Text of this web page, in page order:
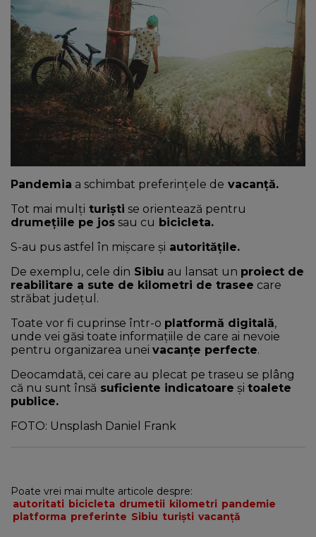
NEWS
CONTUL MEU
Pandemia a schimbat preferințele de vacanță.
Tot mai mulți turiști se orientează pentru
drumețiile pe jos sau cu bicicleta.
S-au pus astfel în mișcare și autoritățile.
De exemplu, cele din Sibiu au lansat un proiect de
reabilitare a sute de kilometri de trasee care
străbat județul.
Toate vor fi cuprinse într-o platformă digitală,
unde vei găsi toate informațiile de care ai nevoie
pentru organizarea unei vacanțe perfecte.
Deocamdată, cei care au plecat pe traseu se plâng
că nu sunt însă suficiente indicatoare și toalete
publice.
FOTO: Unsplash Daniel Frank
Poate vrei mai multe articole despre:
autoritati bicicleta drumetii kilometri pandemie
platforma preferinte Sibiu turiști vacanță